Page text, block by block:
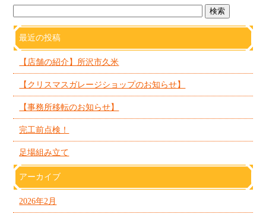
最近の投稿
【店舗の紹介】所沢市久米
【クリスマスガレージショップのお知らせ】
【事務所移転のお知らせ】
完工前点検！
足場組み立て
アーカイブ
2026年2月